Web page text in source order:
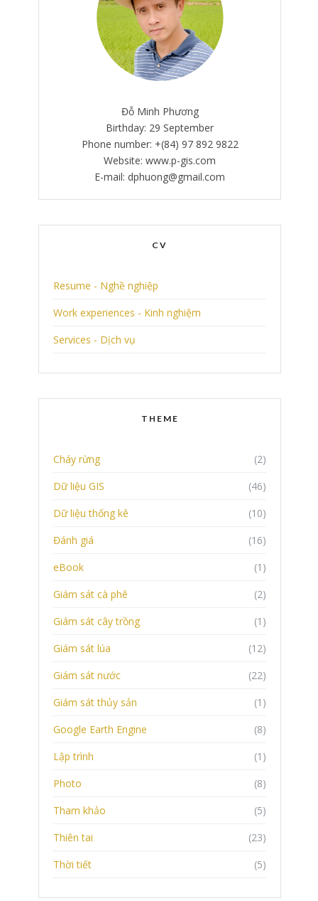
Đỗ Minh Phương
Birthday: 29 September
Phone number: +(84) 97 892 9822
Website: www.p-gis.com
E-mail: dphuong@gmail.com
CV
Resume - Nghề nghiệp
Work experiences - Kinh nghiệm
Services - Dịch vụ
THEME
Cháy rừng
(2)
Dữ liệu GIS
(46)
Dữ liệu thống kê
(10)
Đánh giá
(16)
eBook
(1)
Giám sát cà phê
(2)
Giám sát cây trồng
(1)
Giám sát lúa
(12)
Giám sát nước
(22)
Giám sát thủy sản
(1)
Google Earth Engine
(8)
Lập trình
(1)
Photo
(8)
Tham khảo
(5)
Thiên tai
(23)
Thời tiết
(5)